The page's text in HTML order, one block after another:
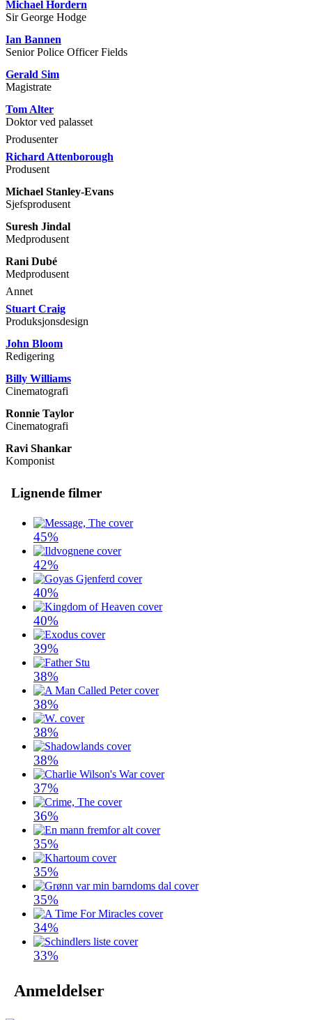
Michael Hordern
Sir George Hodge
Ian Bannen
Senior Police Officer Fields
Gerald Sim
Magistrate
Tom Alter
Doktor ved palasset
Produsenter
Richard Attenborough
Produsent
Michael Stanley-Evans
Sjefsprodusent
Suresh Jindal
Medprodusent
Rani Dubé
Medprodusent
Annet
Stuart Craig
Produksjonsdesign
John Bloom
Redigering
Billy Williams
Cinematografi
Ronnie Taylor
Cinematografi
Ravi Shankar
Komponist
Lignende filmer
45%
42%
40%
40%
39%
38%
38%
38%
38%
37%
36%
35%
35%
35%
34%
33%
Anmeldelser